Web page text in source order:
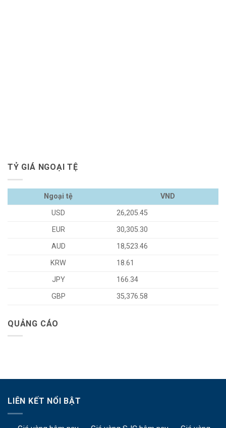
TỶ GIÁ NGOẠI TỆ
Ngoại tệ
VND
USD
26,205.45
EUR
30,305.30
AUD
18,523.46
KRW
18.61
JPY
166.34
GBP
35,376.58
QUẢNG CÁO
LIÊN KẾT NỔI BẬT